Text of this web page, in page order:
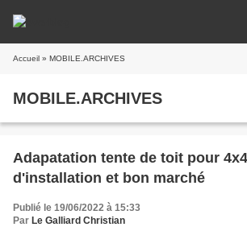
Accueil » MOBILE.ARCHIVES
MOBILE.ARCHIVES
Adapatation tente de toit pour
d'installation et bon marché
Publié le 19/06/2022 à 15:33
Par Le Galliard Christian